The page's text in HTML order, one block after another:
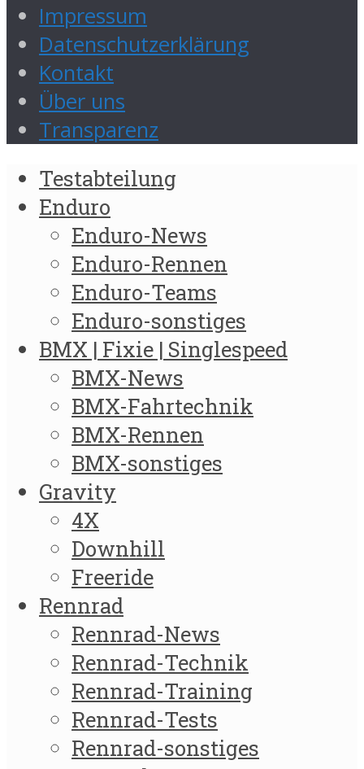
Impressum
Datenschutzerklärung
Kontakt
Über uns
Transparenz
Testabteilung
Enduro
Enduro-News
Enduro-Rennen
Enduro-Teams
Enduro-sonstiges
BMX | Fixie | Singlespeed
BMX-News
BMX-Fahrtechnik
BMX-Rennen
BMX-sonstiges
Gravity
4X
Downhill
Freeride
Rennrad
Rennrad-News
Rennrad-Technik
Rennrad-Training
Rennrad-Tests
Rennrad-sonstiges